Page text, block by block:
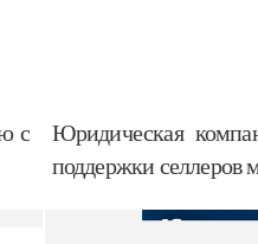
с
Юридическая
поддержки селлеров